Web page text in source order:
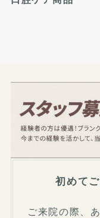
初めて
ご来院の際、